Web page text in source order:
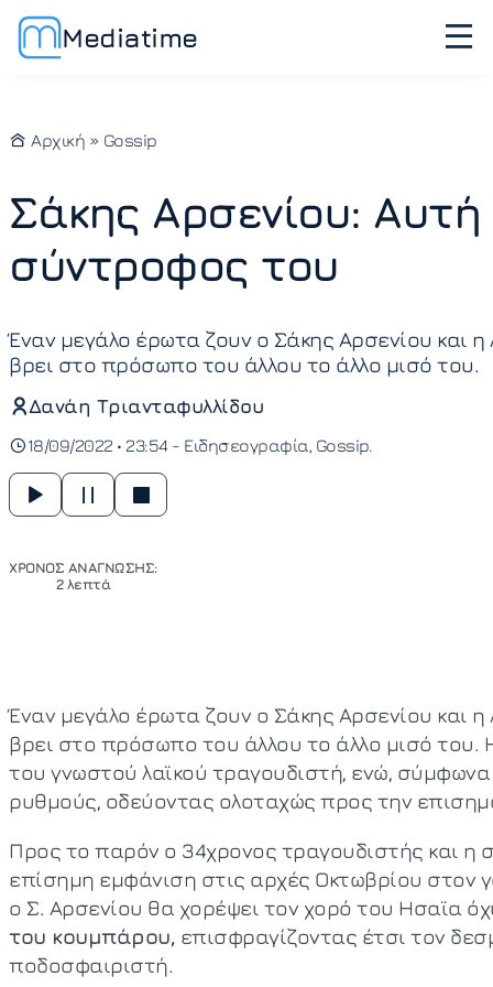
Mediatime
Αρχική » Gossip
Σάκης Αρσενίου: Αυτή
σύντροφος του
Έναν μεγάλο έρωτα ζουν ο Σάκης Αρσενίου και
βρει στο πρόσωπο του άλλου το άλλο μισό του.
Δανάη Τριανταφυλλίδου
18/09/2022 • 23:54 - Ειδησεογραφία Gossip
ΧΡΟΝΟΣ ΑΝΑΓΝΩΣΗΣ:
2 λεπτά
Έναν μεγάλο έρωτα ζουν ο Σάκης Αρσενίου και
βρει στο πρόσωπο του άλλου το άλλο μισό του.
του γνωστού λαϊκού τραγουδιστή, ενώ,
ρυθμούς, οδεύοντας ολοταχώς προς την
Προς το παρόν ο 34χρονος τραγουδιστής και η
επίσημη εμφάνιση στις αρχές Οκτωβρίου στον
ο Σ. Αρσενίου θα χορέψει τον χoρό του Ησαϊα
του κουμπάρου, επισφραγίζοντας έτσι τον
ποδοσφαιριστή.